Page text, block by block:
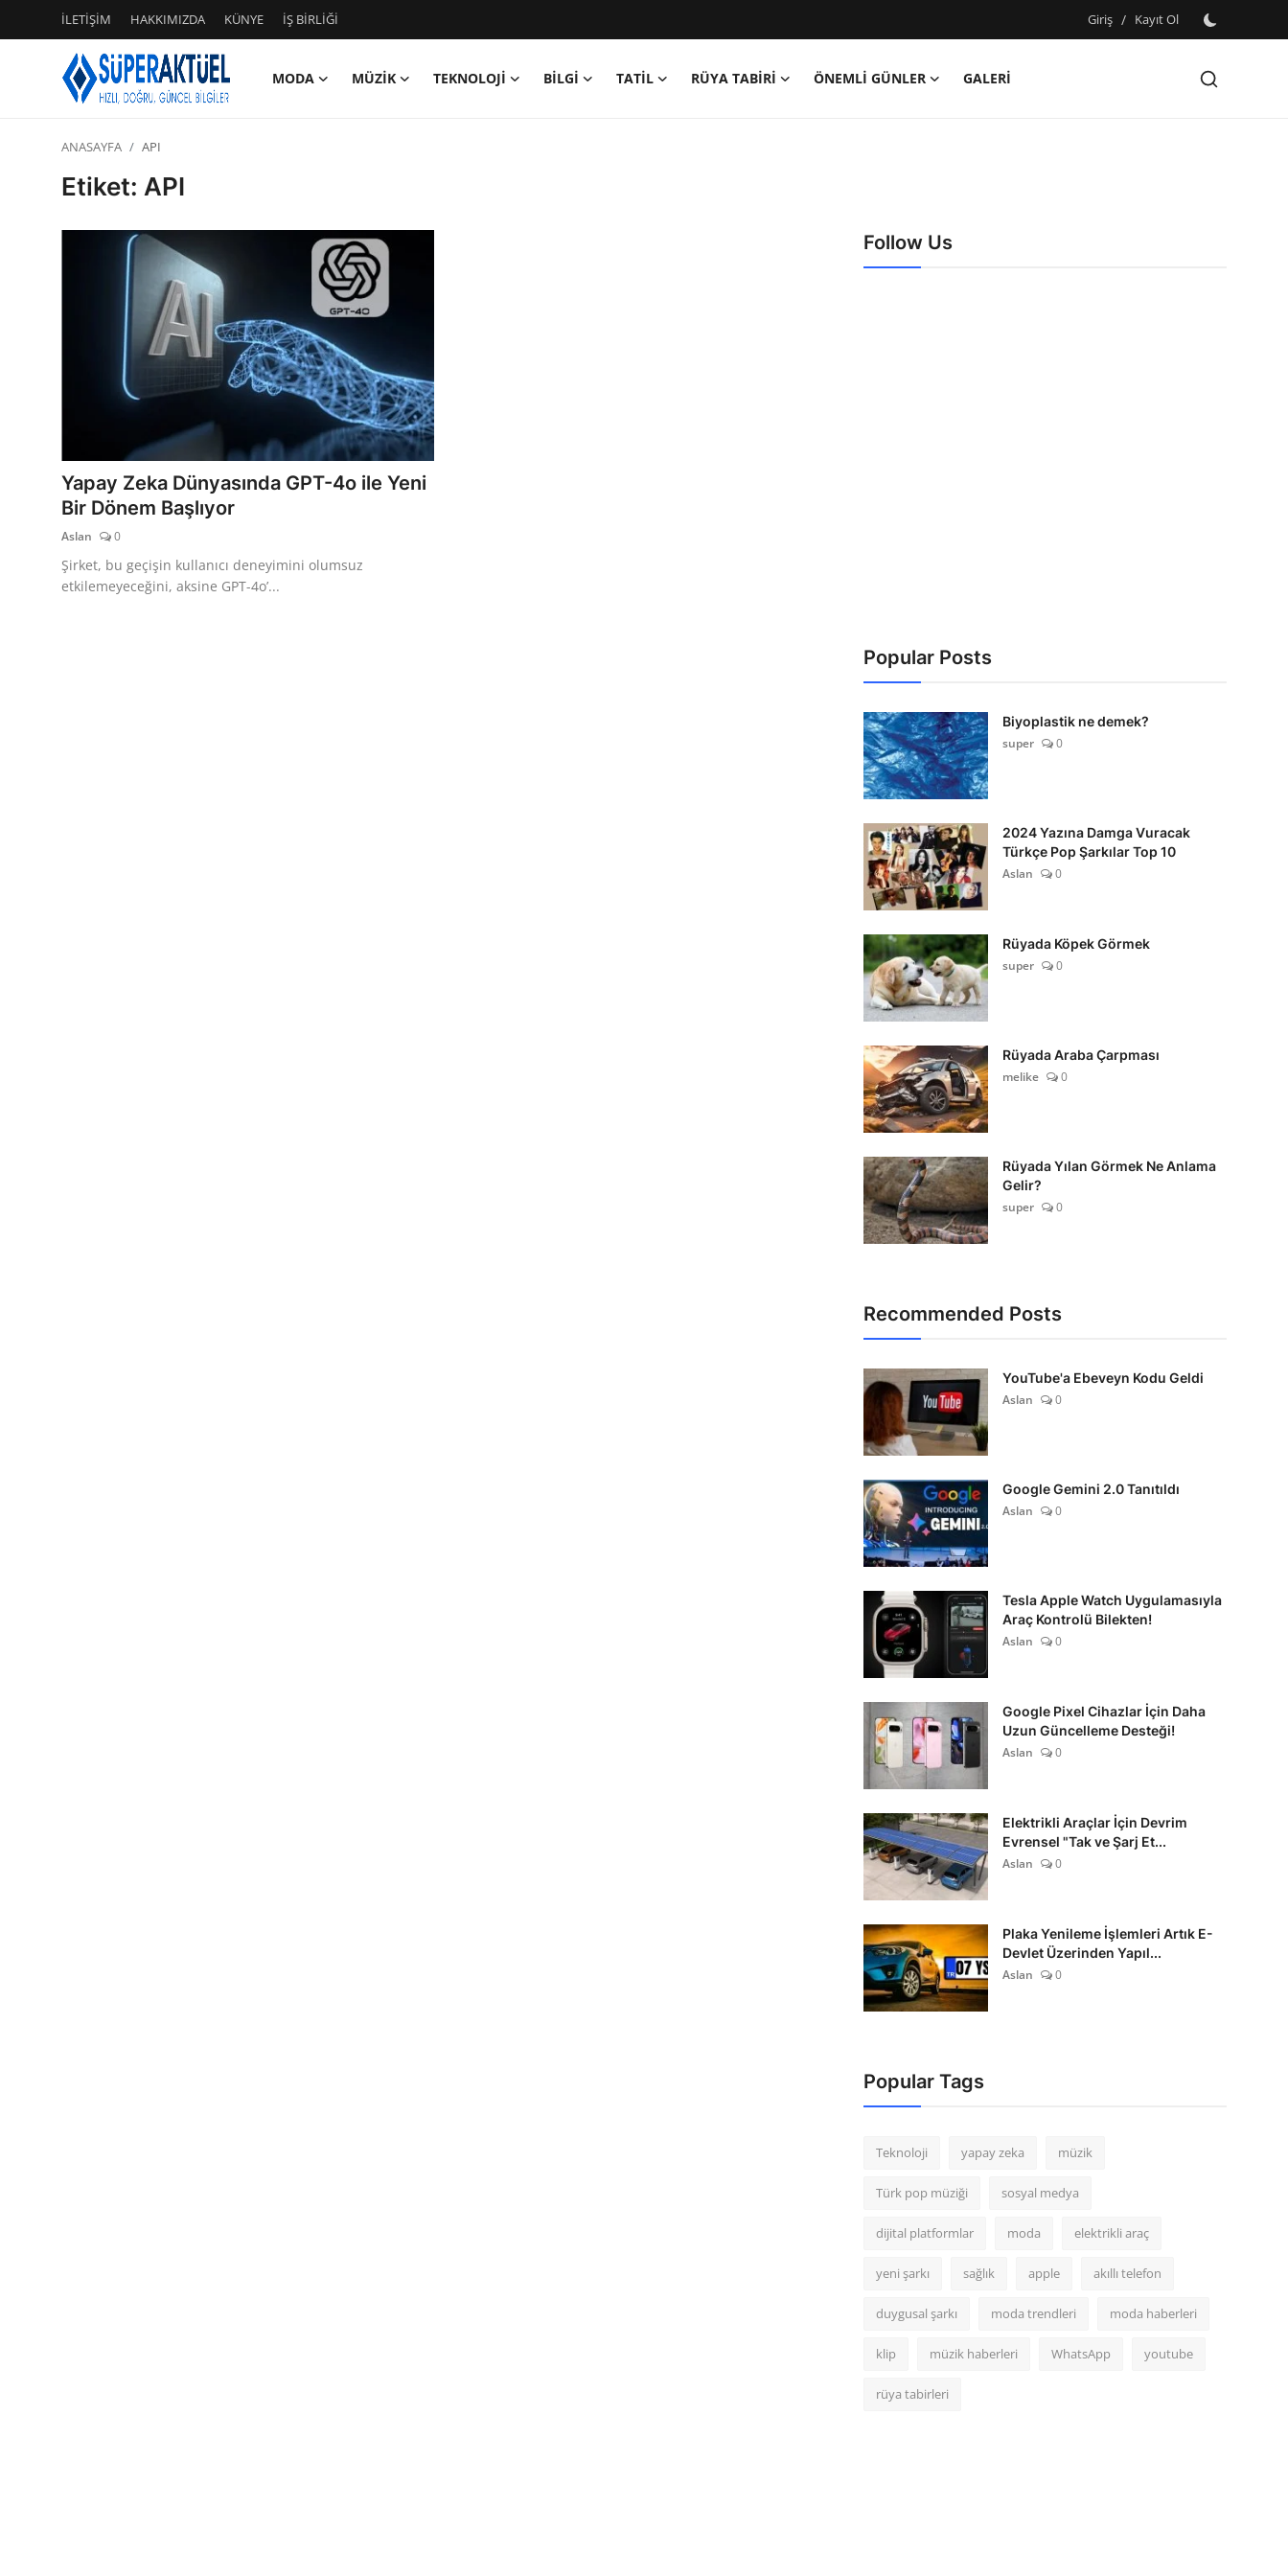
İLETİŞİM HAKKIMIZDA KÜNYE İŞ BİRLİĞİ Giriş / Kayıt Ol
MODA MÜZİK TEKNOLOJİ BİLGİ TATİL RÜYA TABİRİ ÖNEMLİ GÜNLER
GALERİ
Giriş
Kayıt Ol
RÜYA TABİRİ
ANASAYFA API
Etiket: API
Yapay Zeka Dünyasında GPT-4o ile Yeni
Bir Dönem Başlıyor
Aslan 0
Şirket, bu geçişin kullanıcı deneyimini olumsuz
etkilemeyeceğini, aksine GPT-4o’...
Follow Us
Popular Posts
Biyoplastik ne demek?
super
0
2024 Yazına Damga Vuracak
Türkçe Pop Şarkılar Top 10
Aslan
0
Rüyada Köpek Görmek
super
0
Rüyada Araba Çarpması
melike
0
Rüyada Yılan Görmek Ne Anlama
Gelir?
super
0
Recommended Posts
YouTube'a Ebeveyn Kodu Geldi
Aslan
0
Google Gemini 2.0 Tanıtıldı
Aslan
0
Tesla Apple Watch Uygulamasıyla
Araç Kontrolü Bilekten!
Aslan
0
Google Pixel Cihazlar İçin Daha
Uzun Güncelleme Desteği!
Aslan
0
Elektrikli Araçlar İçin Devrim
Evrensel "Tak ve Şarj Et...
Aslan
0
Plaka Yenileme İşlemleri Artık E-
Devlet Üzerinden Yapıl...
Aslan
0
Popular Tags
Teknoloji yapay zeka müzik
Türk pop müziği sosyal medya
dijital platformlar moda elektrikli araç
yeni şarkı sağlık apple akıllı telefon
duygusal şarkı moda trendleri moda haberleri
klip müzik haberleri WhatsApp youtube
rüya tabirleri